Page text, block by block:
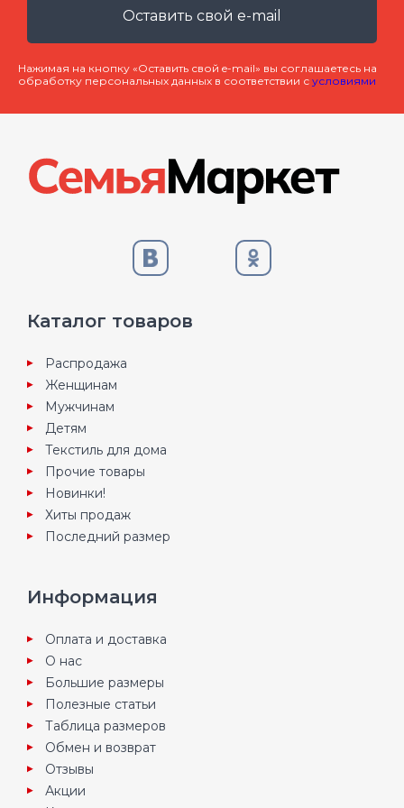
Оставить свой e-mail
Нажимая на кнопку «Оставить свой e-mail» вы соглашаетесь на
обработку персональных данных в соответствии с условиями
Каталог товаров
Распродажа
Женщинам
Мужчинам
Детям
Текстиль для дома
Прочие товары
Новинки!
Хиты продаж
Последний размер
Информация
Оплата и доставка
О нас
Большие размеры
Полезные статьи
Таблица размеров
Обмен и возврат
Отзывы
Акции